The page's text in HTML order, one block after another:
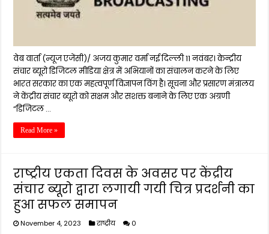
वेब वार्ता (न्यूज एजेंसी)/ अजय कुमार वर्मा नई दिल्ली 11 नवंबर। केन्द्रीय
संचार ब्यूरो डिजिटल मीडिया क्षेत्र में अभियानों का संचालन करने के लिए
भारत सरकार का एक महत्वपूर्ण विज्ञापन विंग है। सूचना और प्रसारण मंत्रालय
ने केंद्रीय संचार ब्यूरो को सक्षम और सशक्त बनाने के लिए एक अग्रणी
“डिजिटल …
Read More »
राष्ट्रीय एकता दिवस के अवसर पर केंद्रीय
संचार ब्यूरो द्वारा लगायी गयी चित्र प्रदर्शनी का
हुआ सफल समापन
November 4, 2023 राष्ट्रीय 0